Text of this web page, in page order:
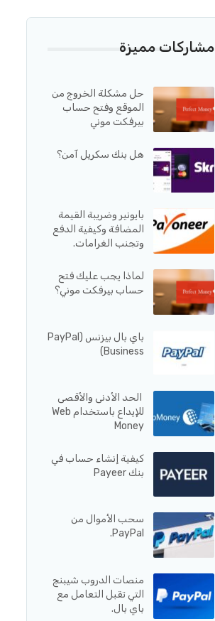
مشاركات مميزة
حل مشكلة الخروج من
الموقع وفتح حساب
بيرفكت موني
هل بنك سكريل آمن؟
بايونير وضريبة القيمة
المضافة وكيفية الدفع
وتجنب الغرامات.
لماذا يجب عليك فتح
حساب بيرفكت موني؟
باي بال بيزنس (PayPal
Business)
الحد الأدنى والأقصى
للإيداع باستخدام Web
Money
كيفية إنشاء حساب في
بنك Payeer
سحب الأموال من
PayPal.
منصات الدروب شيبنج
التي تقبل التعامل مع
باي بال.